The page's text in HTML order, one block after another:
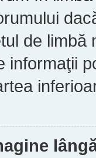
de
informaţii